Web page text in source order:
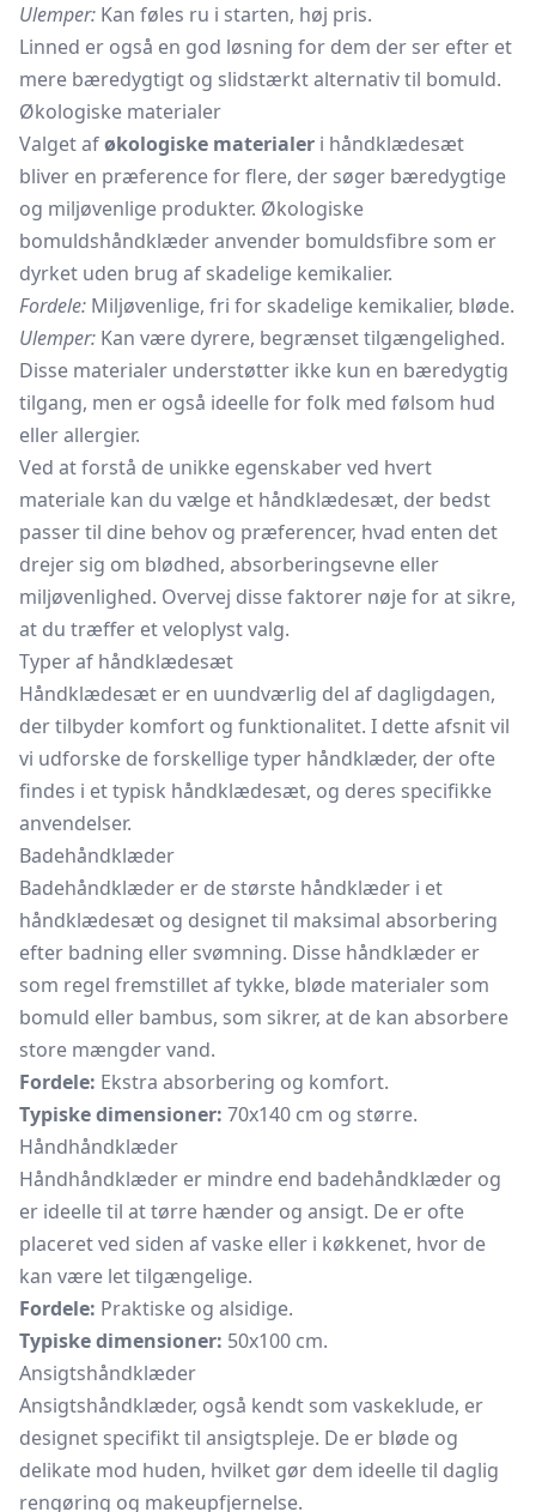
Ulemper: Kan føles ru i starten, høj pris.
Linned er også en god løsning for dem der ser efter et
mere bæredygtigt og slidstærkt alternativ til bomuld.
Økologiske materialer
Valget aføkologiske materialer i håndklædesæt
bliver en præference for flere, der søger bæredygtige
og miljøvenlige produkter. Økologiske
bomuldshåndklæder anvender bomuldsfibre som er
dyrket uden brug af skadelige kemikalier.
Fordele: Miljøvenlige, fri for skadelige kemikalier, bløde.
Ulemper: Kan være dyrere, begrænset tilgængelighed.
Disse materialer understøtter ikke kun en bæredygtig
tilgang, men er også ideelle for folk med følsom hud
eller allergier.
Ved at forstå de unikke egenskaber ved hvert
materiale kan du vælge et håndklædesæt, der bedst
passer til dine behov og præferencer, hvad enten det
drejer sig om blødhed, absorberingsevne eller
miljøvenlighed. Overvej disse faktorer nøje for at sikre,
at du træffer et veloplyst valg.
Typer af håndklædesæt
Håndklædesæt er en uundværlig del af dagligdagen,
der tilbyder komfort og funktionalitet. I dette afsnit vil
vi udforske de forskellige typer håndklæder, der ofte
findes i et typisk håndklædesæt, og deres specifikke
anvendelser.
Badehåndklæder
Badehåndklæder er de største håndklæder i et
håndklædesæt og designet til maksimal absorbering
efter badning eller svømning. Disse håndklæder er
som regel fremstillet af tykke, bløde materialer som
bomuld eller bambus, som sikrer, at de kan absorbere
store mængder vand.
Fordele: Ekstra absorbering og komfort.
Typiske dimensioner: 70x140 cm og større.
Håndhåndklæder
Håndhåndklæder er mindre end badehåndklæder og
er ideelle til at tørre hænder og ansigt. De er ofte
placeret ved siden af vaske eller i køkkenet, hvor de
kan være let tilgængelige.
Fordele: Praktiske og alsidige.
Typiske dimensioner: 50x100 cm.
Ansigtshåndklæder
Ansigtshåndklæder, også kendt som vaskeklude, er
designet specifikt til ansigtspleje. De er bløde og
delikate mod huden, hvilket gør dem ideelle til daglig
rengøring og makeupfjernelse.